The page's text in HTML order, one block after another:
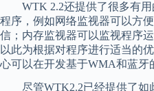
WTK 2.2还提供了很多有用
程序，例如网络监视器可以方
信；内存监视器可以监视程序
以此为根据对程序进行适当的
心可以在开发基于WMA和蓝牙
尽管WTK2.2已经提供了如